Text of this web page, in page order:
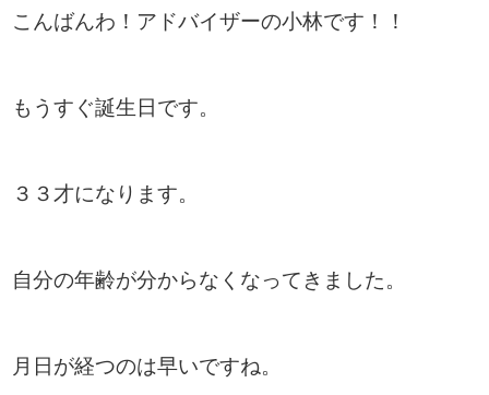
こんばんわ！アドバイザーの小林です！！
もうすぐ誕生日です。
３３才になります。
自分の年齢が分からなくなってきました。
月日が経つのは早いですね。